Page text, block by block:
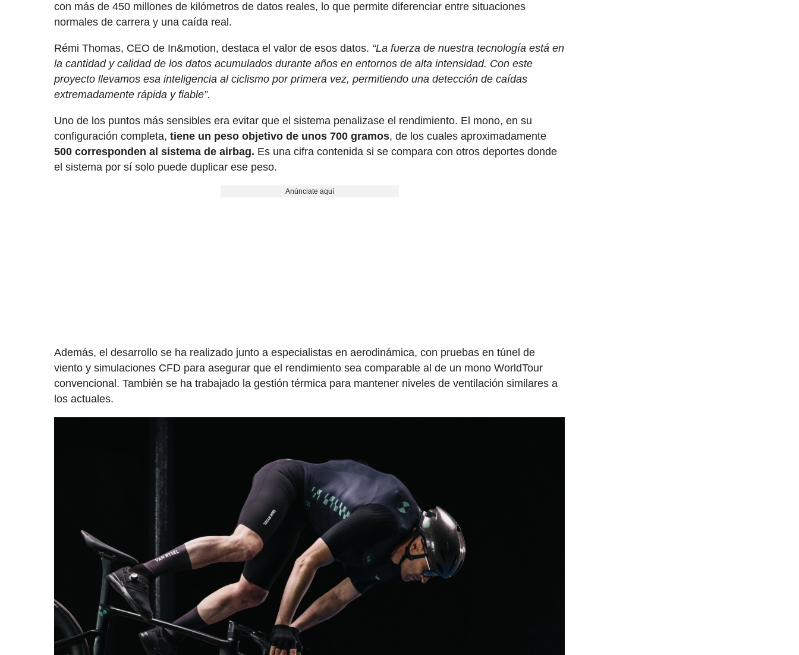
con más de 450 millones de kilómetros de datos reales, lo que permite diferenciar entre situaciones
normales de carrera y una caída real.
Rémi Thomas, CEO de In&motion, destaca el valor de esos datos. “La fuerza de nuestra tecnología está en
la cantidad y calidad de los datos acumulados durante años en entornos de alta intensidad. Con este
proyecto llevamos esa inteligencia al ciclismo por primera vez, permitiendo una detección de caídas
extremadamente rápida y fiable”.
Uno de los puntos más sensibles era evitar que el sistema penalizase el rendimiento. El mono, en su
configuración completa,tiene un peso objetivo de unos 700 gramos, de los cuales aproximadamente
500 corresponden al sistema de airbag. Es una cifra contenida si se compara con otros deportes donde
el sistema por sí solo puede duplicar ese peso.
Anúnciate aquí
Además, el desarrollo se ha realizado junto a especialistas en aerodinámica, con pruebas en túnel de
viento y simulaciones CFD para asegurar que el rendimiento sea comparable al de un mono WorldTour
convencional. También se ha trabajado la gestión térmica para mantener niveles de ventilación similares a
los actuales.